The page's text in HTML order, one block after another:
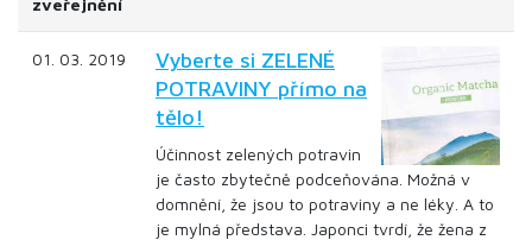
zveřejnění
01. 03. 2019
Vyberte si ZELENÉ
POTRAVINY přímo na
tělo!
Účinnost zelených potravin
je často zbytečně podceňována. Možná v
domnění, že jsou to potraviny a ne léky. A to
je mylná představa. Japonci tvrdí, že žena z